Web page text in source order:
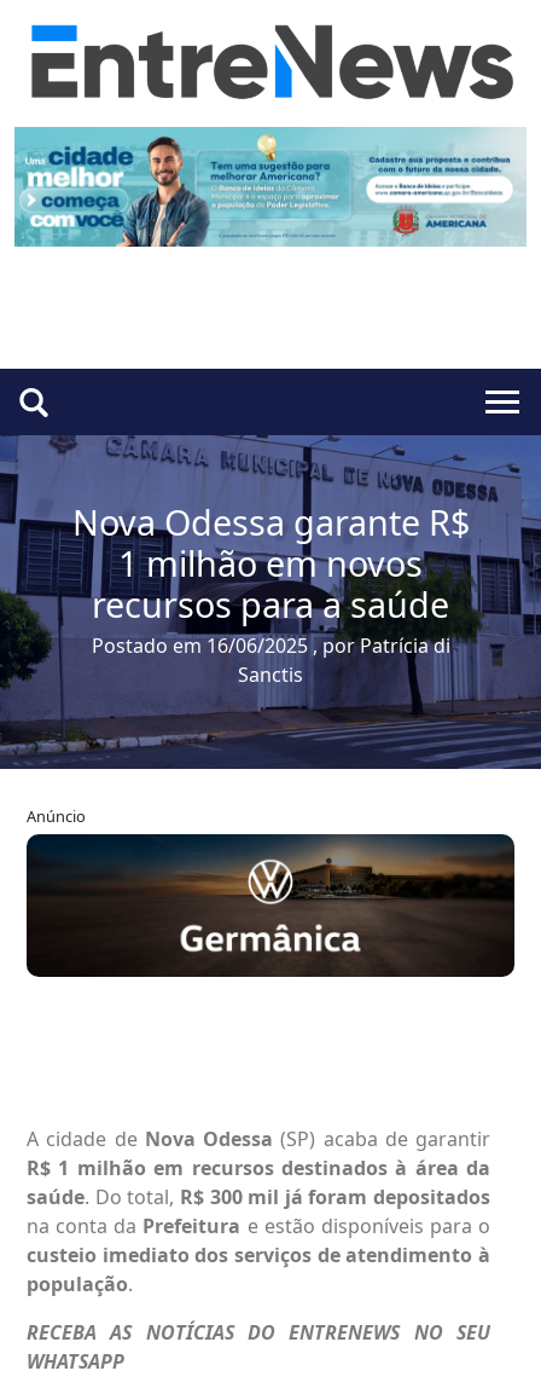
Nova Odessa garante R$
1 milhão em novos
recursos para a saúde
Postado em 16/06/2025 , por Patrícia di
Sanctis
Anúncio
A cidade deNova Odessa (SP) acaba de garantir
R$ 1 milhão em recursos destinados à área da
saúde. Do total, R$ 300 mil já foram depositados
na conta da Prefeitura e estão disponíveis para o
custeio imediato dos serviços de atendimento à
população.
RECEBA AS NOTÍCIAS DO ENTRENEWS NO SEU
WHATSAPP